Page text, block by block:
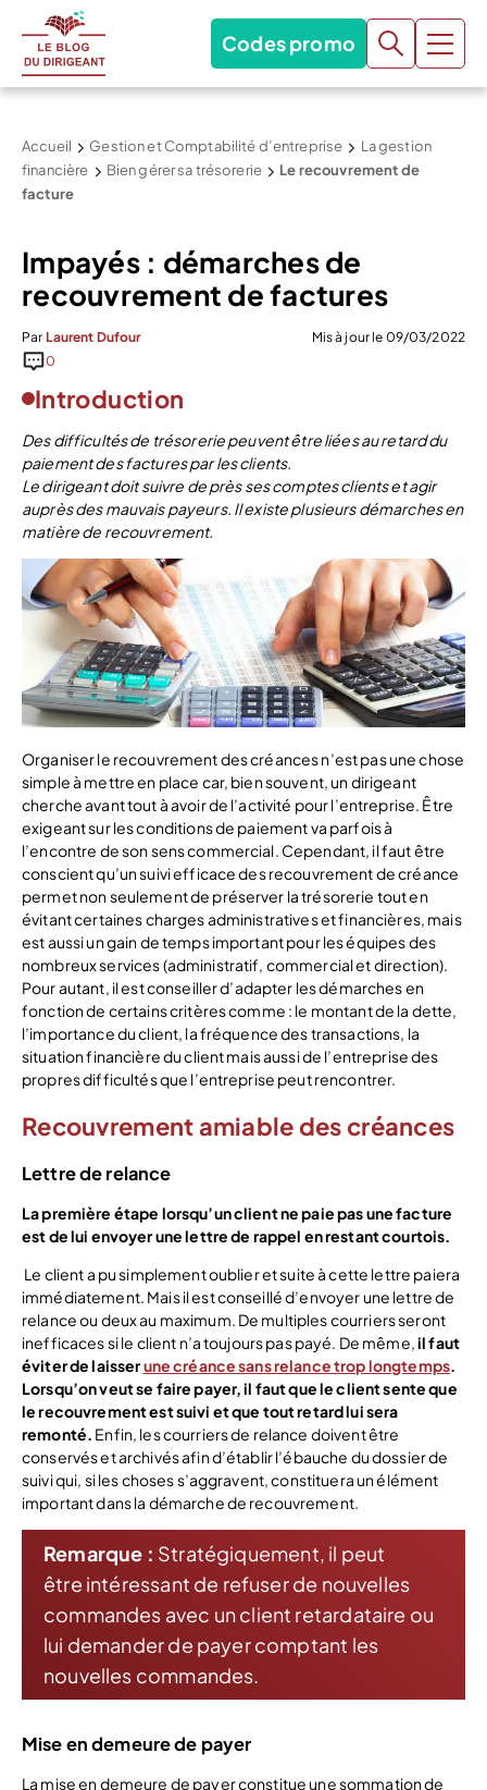
Codes promo
Accueil Gestion et Comptabilité d’entreprise
La gestion
financière
Bien gérer sa trésorerie
Le recouvrement de
facture
Impayés : démarches de
recouvrement de factures
Par Laurent Dufour
Mis à jour le 09/03/2022
0
Introduction
Des difficultés de trésorerie peuvent être liées au retard du
paiement des factures par les clients.
Le dirigeant doit suivre de près ses comptes clients et agir
auprès des mauvais payeurs. Il existe plusieurs démarches en
matière de recouvrement.
Organiser le recouvrement des créances n’est pas une chose
simple à mettre en place car, bien souvent, un dirigeant
cherche avant tout à avoir de l’activité pour l’entreprise. Être
exigeant sur les conditions de paiement va parfois à
l’encontre de son sens commercial. Cependant, il faut être
conscient qu’un suivi efficace des recouvrement de créance
permet non seulement de préserver la trésorerie tout en
évitant certaines charges administratives et financières, mais
est aussi un gain de temps important pour les équipes des
nombreux services (administratif, commercial et direction).
Pour autant, il est conseiller d’adapter les démarches en
fonction de certains critères comme : le montant de la dette,
l’importance du client, la fréquence des transactions, la
situation financière du client mais aussi de l’entreprise des
propres difficultés que l’entreprise peut rencontrer.
Recouvrement amiable des créances
Lettre de relance
La première étape lorsqu’un client ne paie pas une facture
est de lui envoyer une lettre de rappel en restant courtois.
Le client a pu simplement oublier et suite à cette lettre paiera
immédiatement. Mais il est conseillé d’envoyer une lettre de
relance ou deux au maximum. De multiples courriers seront
inefficaces si le client n’a toujours pas payé. De même,il faut
éviter de laisserune créance sans relance trop longtemps.
Lorsqu’on veut se faire payer, il faut que le client sente que
le recouvrement est suivi et que tout retard lui sera
remonté. Enfin, les courriers de relance doivent être
conservés et archivés afin d’établir l’ébauche du dossier de
suivi qui, si les choses s’aggravent, constituera un élément
important dans la démarche de recouvrement.
Remarque : Stratégiquement, il peut
être intéressant de refuser de nouvelles
commandes avec un client retardataire ou
lui demander de payer comptant les
nouvelles commandes.
Mise en demeure de payer
La mise en demeure de payer constitue une sommation de